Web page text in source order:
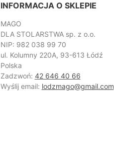
INFORMACJA O SKLEPIE
MAGO
DLA STOLARSTWA sp. z o.o.
NIP: 982 038 99 70
ul. Kolumny 220A, 93-613 Łódź
Polska
Zadzwoń: 42 646 40 66
Wyślij email: lodzmago@gmail.com